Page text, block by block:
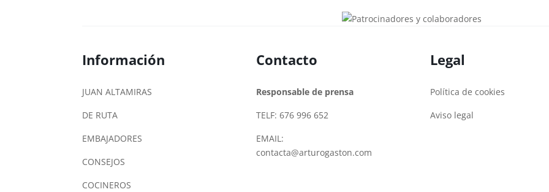
Información
JUAN ALTAMIRAS
DE RUTA
EMBAJADORES
CONSEJOS
COCINEROS
Contacto
Responsable de prensa
TELF: 676 996 652
EMAIL:
contacta@arturogaston.com
Legal
Política de cookies
Aviso legal